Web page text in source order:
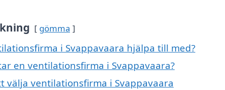
gömma
i Svappavaara hjälpa till med?
en ventilationsfirma i Svappavaara?
välja ventilationsfirma i Svappavaara